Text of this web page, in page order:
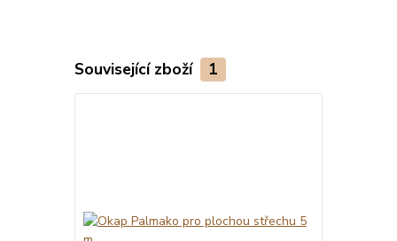
Související zboží 1